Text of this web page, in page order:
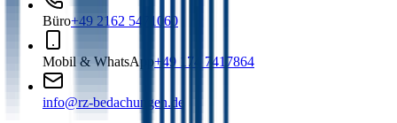
Büro+49 2162 5471060
Mobil & WhatsApp+49 174 7417864
info@rz-bedachungen.de